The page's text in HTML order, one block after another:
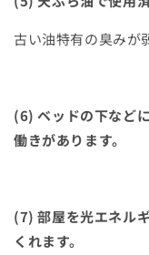
古い油特有の臭みが
(6)ベッドの下など
働きがあります。
(7)部屋を光エネル
くれます。